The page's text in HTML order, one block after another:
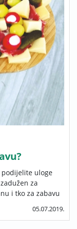
podijelite uloge
za
i tko za zabavu
05.07.2019.